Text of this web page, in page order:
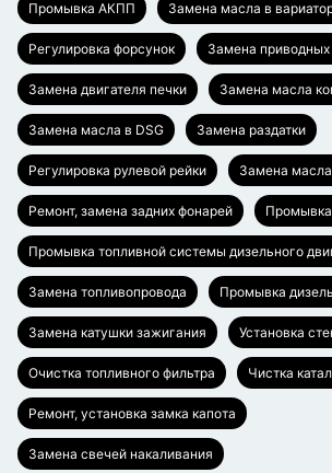
Промывка АКПП Замена масла в
Регулировка форсунок Замена
Замена двигателя печки Замена масла
Замена масла в DSG Замена раздатки
Регулировка рулевой рейки Замена масла
Ремонт, замена задних фонарей Промывка
Промывка топливной системы дизельного
Замена топливопровода Промывка
Замена катушки зажигания Установка
Очистка топливного фильтра Чистка
Ремонт, установка замка капота
Замена свечей накаливания